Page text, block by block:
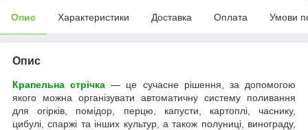
Опис Характеристики Доставка Оплата Умови
Опис
Крапельна стрічка — це сучасне рішення, за допомогою
якого можна організувати автоматичну систему поливання
для огірків, помідор, перцю, капусти, картоплі, часнику,
цибулі, спаржі та інших культур, а також полуниці, винограду,